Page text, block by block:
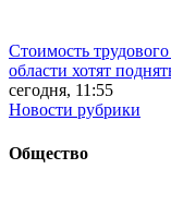
Стоимость
области хотят
сегодня, 11:55
Новости рубрики
Общество